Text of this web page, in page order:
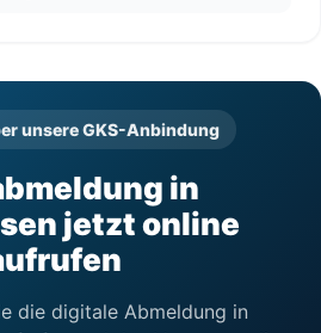
unsere GKS-Anbindung
in
jetzt online
die digitale Abmeldung in